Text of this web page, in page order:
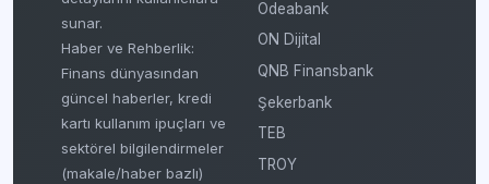
sunar.
Haber ve Rehberlik:
Finans dünyasından
güncel haberler, kredi
kartı kullanım ipuçları ve
sektörel bilgilendirmeler
(makale/haber bazlı)
Odeabank
ON Dijital
QNB Finansbank
Şekerbank
TEB
TROY